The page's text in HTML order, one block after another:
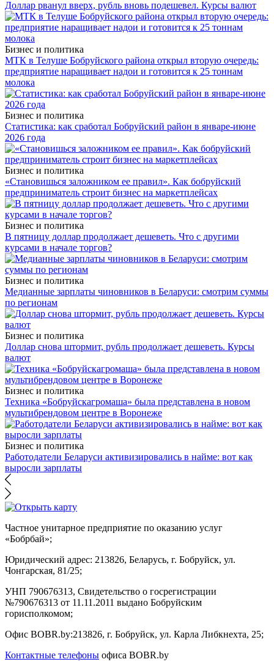
Доллар рванул вверх, рубль вновь подешевел. Курсы валют
Бизнес и политика
МТК в Телуше Бобруйского района открыл вторую очередь:
предприятие наращивает надои и готовится к 25 тоннам
молока
Бизнес и политика
Статистика: как сработал Бобруйский район в январе-июне
2026 года
Бизнес и политика
«Становишься заложником ее правил». Как бобруйский
предприниматель строит бизнес на маркетплейсах
Бизнес и политика
В пятницу доллар продолжает дешеветь. Что с другими
курсами в начале торгов?
Бизнес и политика
Медианные зарплаты чиновников в Беларуси: смотрим суммы
по регионам
Бизнес и политика
Доллар снова штормит, рубль продолжает дешеветь. Курсы
валют
Бизнес и политика
Техника «Бобруйскагромаша» была представлена в новом
мультибрендовом центре в Воронеже
Бизнес и политика
Работодатели Беларуси активизировались в найме: вот как
выросли зарплаты
Частное унитарное предприятие по оказанию услуг
«Бобрбай»;
Юридический адрес: 213826, Беларусь, г. Бобруйск, ул.
Чонгарская, 81/25;
УНП 790676313, Свидетельство о госрегистрации
№790676313 от 11.11.2011 выдано Бобруйским
горисполкомом;
Офис BOBR.by:213826, г. Бобруйск, ул. Карла Либкнехта, 25;
Контактные телефоны офиса BOBR.by